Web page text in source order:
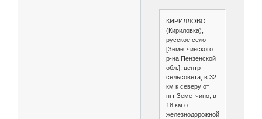
КИРИЛЛОВО
(Кириловка),
русское село
[Земетчинского
р-на Пензенской
обл.], центр
сельсовета, в 32
км к северу от
пгт Земетчино, в
18 км от
железнодорожной